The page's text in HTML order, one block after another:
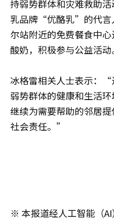
持弱势群体和灾难救助
乳品牌“优酪乳”的代言
尔站附近的免费餐食中
酸奶，积极参与公益活动
冰格雷相关人士表示：“
弱势群体的健康和生活
继续为需要帮助的邻居
社会责任。”
※ 本报道经人工智能（AI